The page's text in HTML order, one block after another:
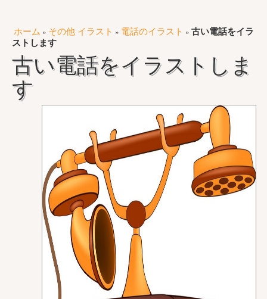
ホーム » その他 イラスト » 電話のイラスト » 古い電話をイラ
ストします
古い電話をイラストしま
す